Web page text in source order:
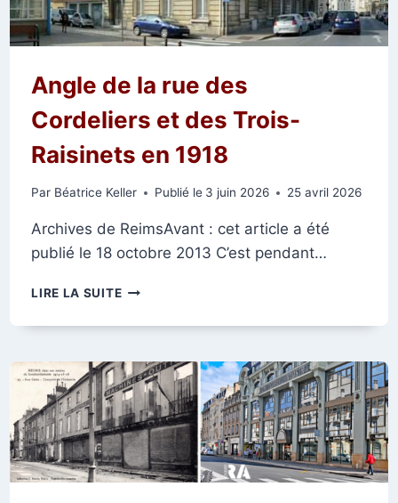
Angle de la rue des
Cordeliers et des Trois-
Raisinets en 1918
Par Béatrice Keller Publié le 3 juin 2026 25 avril 2026
Archives de ReimsAvant : cet article a été
publié le 18 octobre 2013 C’est pendant…
LIRE LA SUITEANGLE
LA
DES
CORDELIERS
ET
DES
TROIS-
RAISINETS
EN